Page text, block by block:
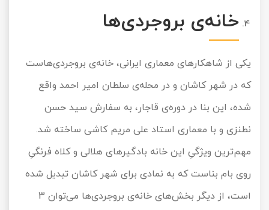
خانه‌ی بروجردی‌ها
یکی از شاهکارهای معماری ایرانی، خانه‌ی بروجردی‌هاست
که در شهر کاشان و در محله‌ی سلطان امیر احمد واقع
شده، این بنا در دوره‌ی قاجار، به سفارش سید حسن
نطنزی و با معماری استاد علی مریم کاشی ساخته شد.
مهم‌ترین ویژگیِ این خانه بادگیرهای هلالی و کلاه فرنگیِ
روی بام بناست که به نمادی برای شهر کاشان تبدیل شده
است، از دیگر بخش‌های خانه‌ی بروجردی‌ها می‌توان 3